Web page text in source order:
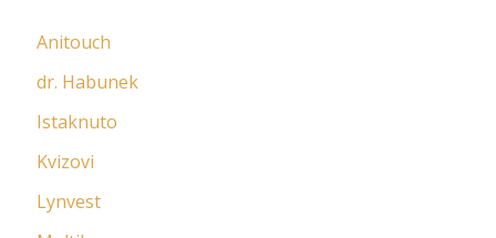
Anitouch
dr. Habunek
Istaknuto
Kvizovi
Lynvest